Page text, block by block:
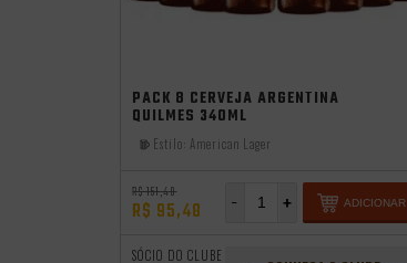
PACK 8 CERVEJA ARGENTINA
QUILMES 340ML
Estilo: American Lager
R$ 151,48
R$ 95,48 +
- ADICIONAR
SÓCIO DO CLUBE